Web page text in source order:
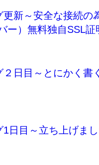
更新～安全な接続の
ー）無料独自SSL証
日目～とにかく書
日目～立ち上げまし